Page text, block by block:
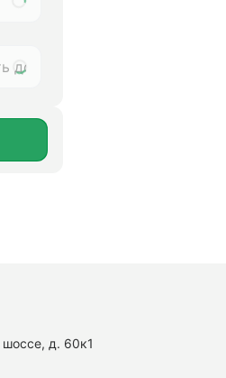
шоссе, д. 60к1